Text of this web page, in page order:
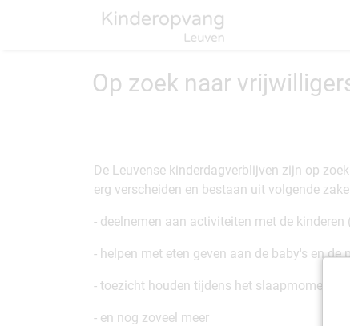
Op zoek naar
De Leuvense kinderdagverblijven zijn op
erg verscheiden en bestaan uit volgende
- deelnemen aan activiteiten met de
- helpen met eten geven aan de baby's en de
- toezicht houden tijdens het slaapmoment
- en nog zoveel meer